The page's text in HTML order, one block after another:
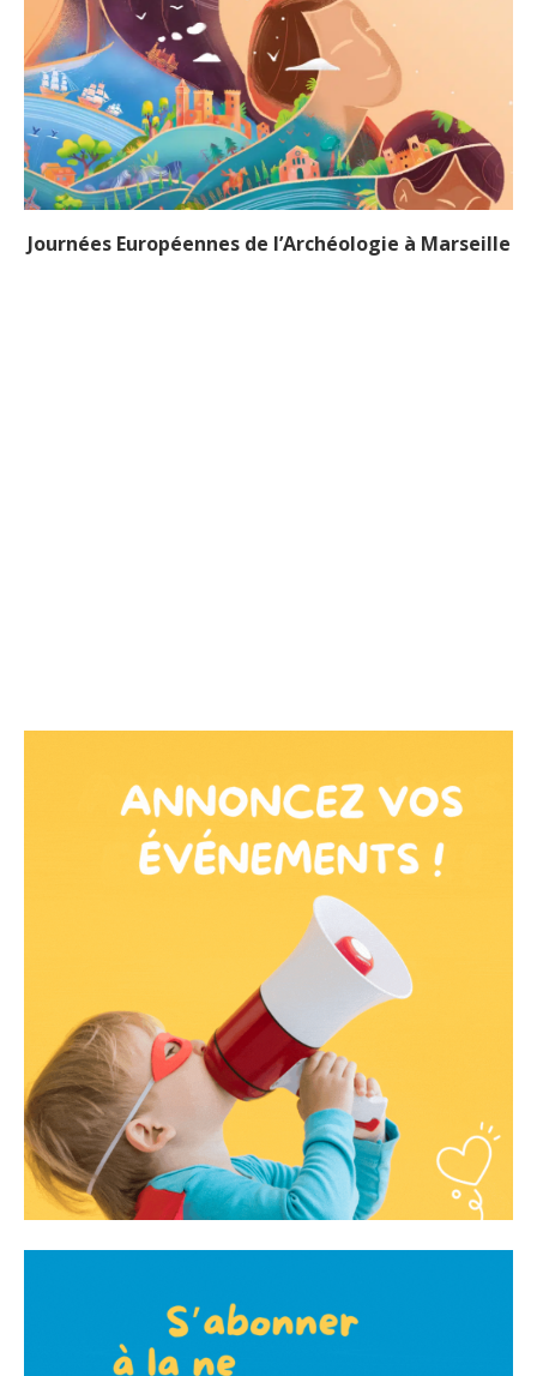
Journées Européennes de l’Archéologie à Marseille